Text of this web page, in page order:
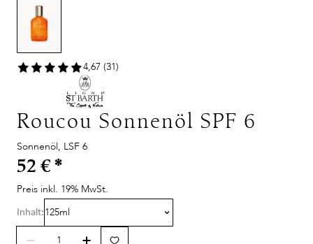
4,67 (31)
Roucou Sonnenöl SPF 6
Sonnenöl, LSF 6
52 € *
Preis inkl. 19% MwSt.
Inhalt:125ml